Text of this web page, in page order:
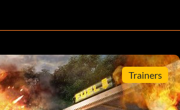
Trainers